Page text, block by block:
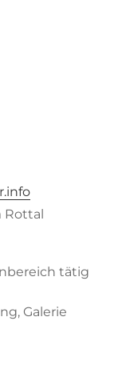
Rottal
tätig
Galerie